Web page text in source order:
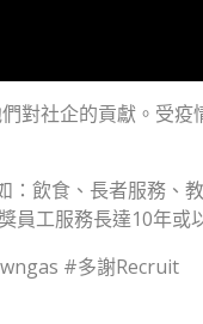
對社企的貢獻。受疫
飲食、長者服務、
工服務長達10年或
#多謝Recruit